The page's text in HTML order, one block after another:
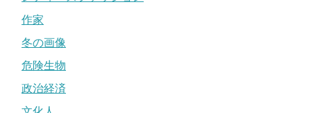
作家
冬の画像
危険生物
政治経済